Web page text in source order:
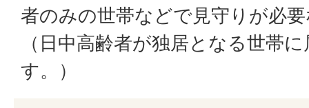
者のみの世帯などで見守りが必
（日中高齢者が独居となる世帯
す。）